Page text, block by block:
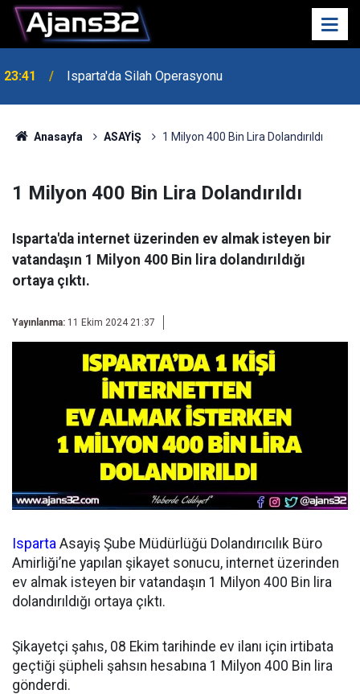
23:41 Isparta'da Silah Operasyonu
23:21 6 Mart Spor Salonu Yeniden Yükseliyor
Anasayfa ASAYİŞ 1 Milyon 400 Bin Lira Dolandırıldı
1 Milyon 400 Bin Lira Dolandırıldı
Isparta'da internet üzerinden ev almak isteyen bir
vatandaşın 1 Milyon 400 Bin lira dolandırıldığı
ortaya çıktı.
Yayınlanma: 11 Ekim 2024 21:37
Isparta Asayiş Şube Müdürlüğü Dolandırıcılık Büro
Amirliği’ne yapılan şikayet sonucu, internet üzerinden
ev almak isteyen bir vatandaşın 1 Milyon 400 Bin lira
dolandırıldığı ortaya çıktı.
Şikayetçi şahıs, 08 Ekim tarihinde ev ilanı için irtibata
geçtiği şüpheli şahsın hesabına 1 Milyon 400 Bin lira
gönderdi.